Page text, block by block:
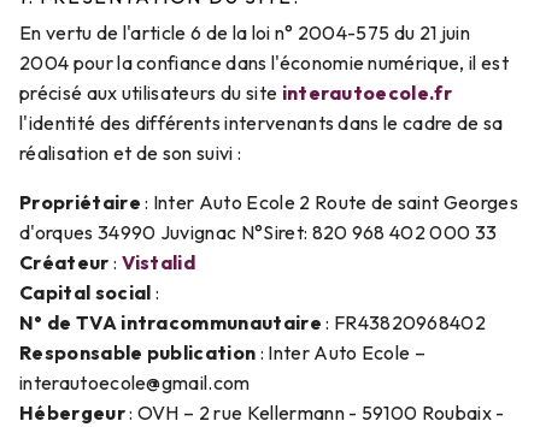
En vertu de l'article 6 de la loi n° 2004-575 du 21 juin
2004 pour la confiance dans l'économie numérique, il est
précisé aux utilisateurs du site interautoecole.fr
l'identité des différents intervenants dans le cadre de sa
réalisation et de son suivi :
Propriétaire : Inter Auto Ecole 2 Route de saint Georges
d'orques 34990 Juvignac N°Siret: 820 968 402 000 33
Créateur : Vistalid
Capital social :
N° de TVA intracommunautaire : FR43820968402
Responsable publication : Inter Auto Ecole –
interautoecole@gmail.com
Hébergeur: OVH – 2 rue Kellermann - 59100 Roubaix -